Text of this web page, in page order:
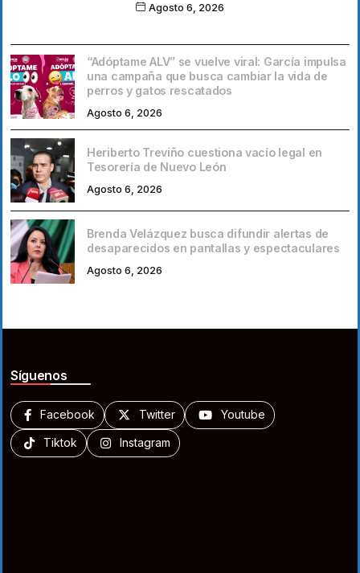
Agosto 6, 2026
“Adóptame ALV” se vuelve viral: García impulsa
una campaña que busca cambiar la vida de
perros y gatos rescatados
Agosto 6, 2026
Heriberto Treviño cuestiona vacío legal en
Tesorería de Nuevo León
Agosto 6, 2026
Brenda Velázquez busca difundir alertas de
desaparecidos en pantallas y espectaculares
Agosto 6, 2026
Síguenos
Facebook Twitter Youtube
Tiktok Instagram